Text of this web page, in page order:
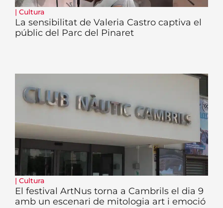
| Cultura
La sensibilitat de Valeria Castro captiva el
públic del Parc del Pinaret
| Cultura
El festival ArtNus torna a Cambrils el dia 9
amb un escenari de mitologia art i emoció